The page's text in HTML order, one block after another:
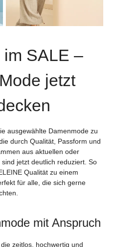
30
SALE –
jetzt
ausgewählte Damenmode zu
durch Qualität, Passform und
aus aktuellen oder
jetzt deutlich reduziert. So
Qualität zu einem
für alle, die sich gerne
mit Anspruch
zeitlos, hochwertig und